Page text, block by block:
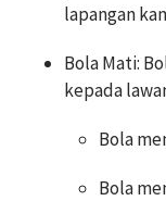
lapangan
Bola Mati:
kepada
Bola
Bola